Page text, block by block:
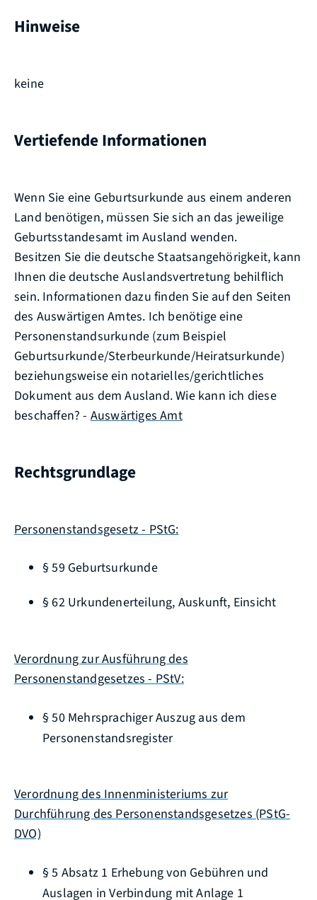
Hinweise
keine
Vertiefende Informationen
Wenn Sie eine Geburtsurkunde aus einem anderen
Land benötigen, müssen Sie sich an das jeweilige
Geburtsstandesamt im Ausland wenden.
Besitzen Sie die deutsche Staatsangehörigkeit, kann
Ihnen die deutsche Auslandsvertretung behilflich
sein. Informationen dazu finden Sie auf den Seiten
des Auswärtigen Amtes. Ich benötige eine
Personenstandsurkunde (zum Beispiel
Geburtsurkunde/Sterbeurkunde/Heiratsurkunde)
beziehungsweise ein notarielles/gerichtliches
Dokument aus dem Ausland. Wie kann ich diese
beschaffen? - Auswärtiges Amt
Rechtsgrundlage
Personenstandsgesetz - PStG:
§ 59 Geburtsurkunde
§ 62 Urkundenerteilung, Auskunft, Einsicht
Verordnung zur Ausführung des
Personenstandgesetzes - PStV:
§ 50 Mehrsprachiger Auszug aus dem
Personenstandsregister
Verordnung des Innenministeriums zur
Durchführung des Personenstandsgesetzes (PStG-
DVO)
§ 5 Absatz 1 Erhebung von Gebühren und
Auslagen in Verbindung mit Anlage 1